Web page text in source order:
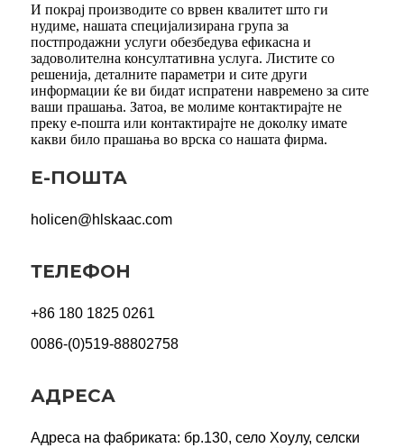
И покрај производите со врвен квалитет што ги
нудиме, нашата специјализирана група за
постпродажни услуги обезбедува ефикасна и
задоволителна консултативна услуга. Листите со
решенија, деталните параметри и сите други
информации ќе ви бидат испратени навремено за сите
ваши прашања. Затоа, ве молиме контактирајте не
преку е-пошта или контактирајте не доколку имате
какви било прашања во врска со нашата фирма.
Е-ПОШТА
holicen@hlskaac.com
ТЕЛЕФОН
+86 180 1825 0261
0086-(0)519-88802758
АДРЕСА
Адреса на фабриката: бр.130, село Хоулу, селски